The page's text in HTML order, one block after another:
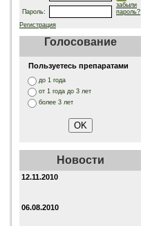
Пароль:
забыли
пароль?
Регистрация
Голосование
Пользуетесь препаратами
до 1 года
от 1 года до 3 лет
более 3 лет
Новости
12.11.2010
06.08.2010